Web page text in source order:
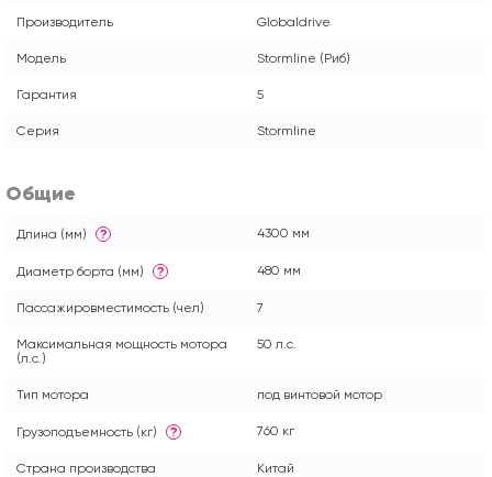
Производитель Globaldrive
Модель Stormline (Риб)
Гарантия 5
Серия Stormline
Общие
Длина (мм) ? 4300 мм
Диаметр борта (мм) ? 480 мм
Пассажировместимость (чел) 7
Максимальная мощность мотора
(л.с.)
50 л.с.
Тип мотора под винтовой мотор
Грузоподъемность (кг) ? 760 кг
Страна производства Китай